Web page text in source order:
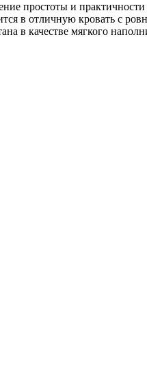
простоты и
в отличную кровать с
в качестве мягкого